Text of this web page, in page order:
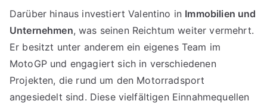
Darüber hinaus investiert Valentino in Immobilien und
Unternehmen, was seinen Reichtum weiter vermehrt.
Er besitzt unter anderem ein eigenes Team im
MotoGP und engagiert sich in verschiedenen
Projekten, die rund um den Motorradsport
angesiedelt sind. Diese vielfältigen Einnahmequellen